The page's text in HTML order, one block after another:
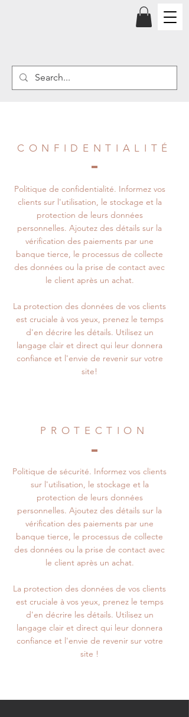
CONFIDENTIALITÉ
Politique de confidentialité. Informez vos
clients sur l'utilisation, le stockage et la
protection de leurs données
personnelles. Ajoutez des détails sur la
vérification des paiements par une
banque tierce, le processus de collecte
des données ou la prise de contact avec
le client après un achat.
La protection des données de vos clients
est cruciale à vos yeux, prenez le temps
d'en décrire les détails. Utilisez un
langage clair et direct qui leur donnera
confiance et l'envie de revenir sur votre
site!
PROTECTION
Politique de sécurité. Informez vos clients
sur l'utilisation, le stockage et la
protection de leurs données
personnelles. Ajoutez des détails sur la
vérification des paiements par une
banque tierce, le processus de collecte
des données ou la prise de contact avec
le client après un achat.
La protection des données de vos clients
est cruciale à vos yeux, prenez le temps
d'en décrire les détails. Utilisez un
langage clair et direct qui leur donnera
confiance et l'envie de revenir sur votre
site !